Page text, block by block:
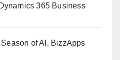
365 Business
of AI, BizzApps